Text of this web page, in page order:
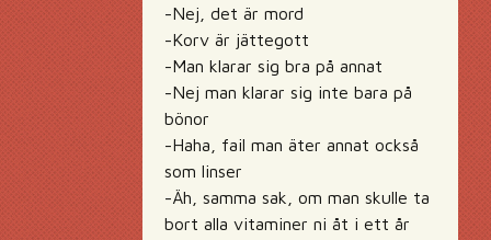
-Nej, det är mord
-Korv är jättegott
-Man klarar sig bra på annat
-Nej man klarar sig inte bara på
bönor
-Haha, fail man äter annat också
som linser
-Äh, samma sak, om man skulle ta
bort alla vitaminer ni åt i ett år